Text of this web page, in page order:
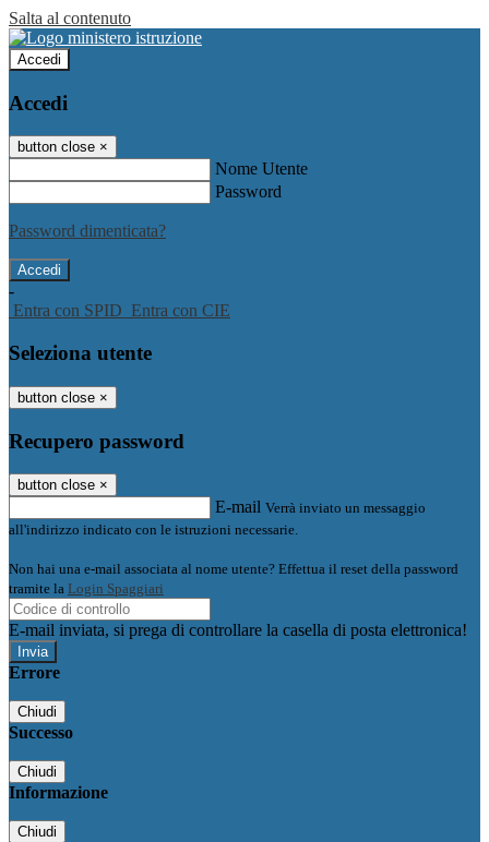
Salta al contenuto
Accedi
Accedi
button close ×
Nome Utente
Password
Password dimenticata?
-
Entra con SPID Entra con CIE
Seleziona utente
button close ×
Recupero password
button close ×
E-mail Verrà inviato un messaggio
all'indirizzo indicato con le istruzioni necessarie.
Non hai una e-mail associata al nome utente? Effettua il reset della password
tramite la Login Spaggiari
E-mail inviata, si prega di controllare la casella di posta elettronica!
Errore
Chiudi
Successo
Chiudi
Informazione
Chiudi